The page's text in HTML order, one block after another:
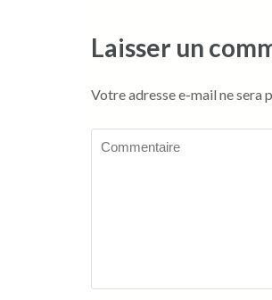
Laisser un
Votre adresse e-mail ne sera
Commentaire